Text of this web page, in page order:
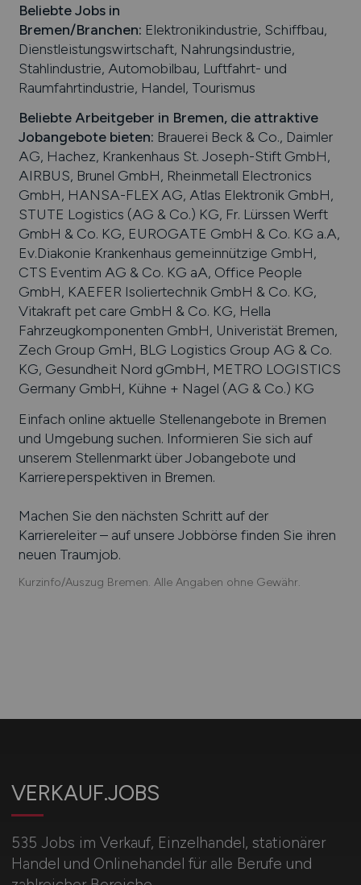
Beliebte Jobs in
Bremen/Branchen: Elektronikindustrie, Schiffbau,
Dienstleistungswirtschaft, Nahrungsindustrie,
Stahlindustrie, Automobilbau, Luftfahrt- und
Raumfahrtindustrie, Handel, Tourismus
Beliebte Arbeitgeber in Bremen, die attraktive
Jobangebote bieten: Brauerei Beck & Co., Daimler
AG, Hachez, Krankenhaus St. Joseph-Stift GmbH,
AIRBUS, Brunel GmbH, Rheinmetall Electronics
GmbH, HANSA-FLEX AG, Atlas Elektronik GmbH,
STUTE Logistics (AG & Co.) KG, Fr. Lürssen Werft
GmbH & Co. KG, EUROGATE GmbH & Co. KG a.A,
Ev.Diakonie Krankenhaus gemeinnützige GmbH,
CTS Eventim AG & Co. KG aA, Office People
GmbH, KAEFER Isoliertechnik GmbH & Co. KG,
Vitakraft pet care GmbH & Co. KG, Hella
Fahrzeugkomponenten GmbH, Univeristät Bremen,
Zech Group GmH, BLG Logistics Group AG & Co.
KG, Gesundheit Nord gGmbH, METRO LOGISTICS
Germany GmbH, Kühne + Nagel (AG & Co.) KG
Einfach online aktuelle Stellenangebote in Bremen
und Umgebung suchen. Informieren Sie sich auf
unserem Stellenmarkt über Jobangebote und
Karriereperspektiven in Bremen.
Machen Sie den nächsten Schritt auf der
Karriereleiter – auf unsere Jobbörse finden Sie ihren
neuen Traumjob.
Kurzinfo/Auszug Bremen. Alle Angaben ohne Gewähr.
VERKAUF.JOBS
535 Jobs im Verkauf, Einzelhandel, stationärer
Handel und Onlinehandel für alle Berufe und